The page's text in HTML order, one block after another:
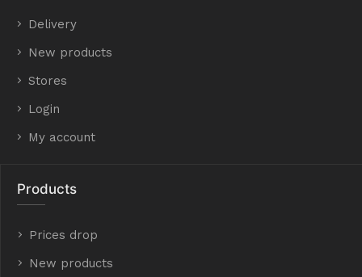
Delivery
New products
Stores
Login
My account
Products
Prices drop
New products